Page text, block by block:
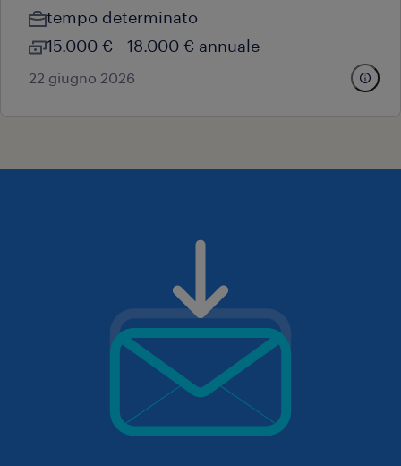
tempo determinato
15.000 € - 18.000 € annuale
22 giugno 2026